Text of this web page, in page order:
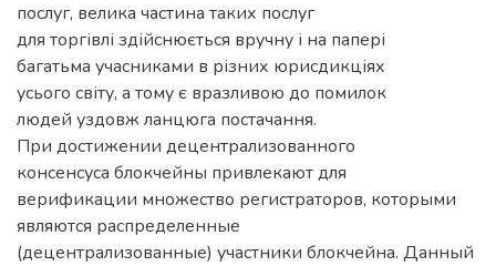
послуг, велика частина таких послуг
для торгівлі здійснюється вручну і на папері
багатьма учасниками в різних юрисдикціях
усього світу, а тому є вразливою до помилок
людей уздовж ланцюга постачання.
При достижении децентрализованного
консенсуса блокчейны привлекают для
верификации множество регистраторов, которыми
являются распределенные
(децентрализованные) участники блокчейна. Данный